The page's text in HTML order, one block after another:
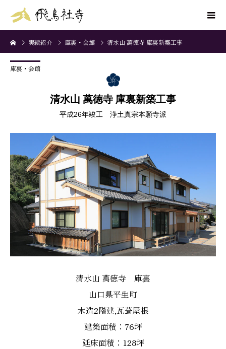
実績紹介 庫裏・会館 清水山 萬徳寺 庫裏新築工事
庫裏・会館
清水山 萬徳寺 庫裏新築工事
平成26年竣工 浄土真宗本願寺派
清水山 萬徳寺 庫裏
山口県平生町
木造2階建,瓦葺屋根
建築面積：76坪
延床面積：128坪